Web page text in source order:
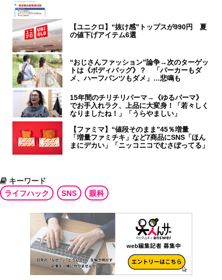
【ユニクロ】“抜け感”トップスが990円 夏
の値下げアイテム6選
“おじさんファッション”論争→次のターゲッ
トは《ボディバッグ》？ 「パーカーもダ
メ、ハーフパンツもダメ」…悲鳴も
15年間のチリチリパーマ→《ゆるパーマ》
でお手入れラク、上品に大変身！「若々しく
なりましたね！」「うらやましい」
【ファミマ】“値段そのまま”45％増量
「増量ファミチキ」など7商品にSNS「ほん
まにデカい」「ニッコニコでむさぼってる」
キーワード
ライフハック
SNS 眼科